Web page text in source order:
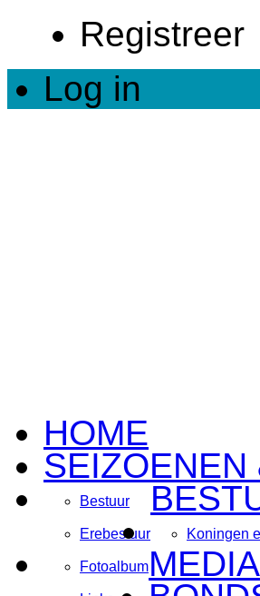
Registreer
Log in
HOME
Bestuur
Erebestuur Koningen
MEDIA
Fotoalbum